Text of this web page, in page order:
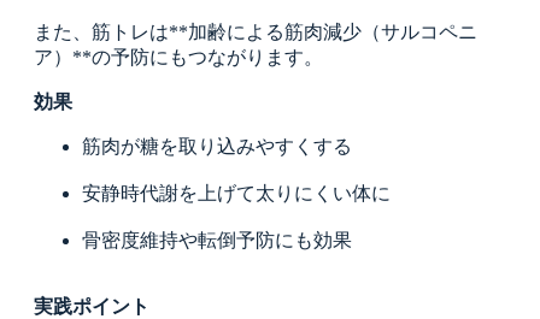
また、筋トレは**加齢による筋肉減少（サルコペニ
ア）**の予防にもつながります。
効果
筋肉が糖を取り込みやすくする
安静時代謝を上げて太りにくい体に
骨密度維持や転倒予防にも効果
実践ポイント